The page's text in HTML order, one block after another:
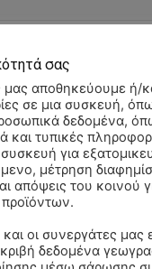
μου σε αυτό το
σας
μας αποθηκεύουμε ή/
σε μια συσκευή,
δεδομένα,
και τυπικές
για
μέτρηση
απόψεις του κοινού
οι συνεργάτες μας
δεδομένα